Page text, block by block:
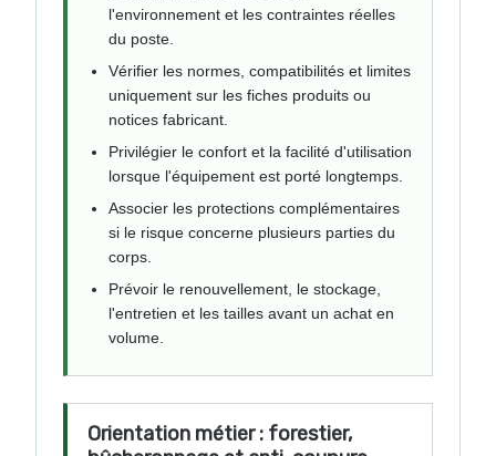
l'environnement et les contraintes réelles
du poste.
Vérifier les normes, compatibilités et limites
uniquement sur les fiches produits ou
notices fabricant.
Privilégier le confort et la facilité d'utilisation
lorsque l'équipement est porté longtemps.
Associer les protections complémentaires
si le risque concerne plusieurs parties du
corps.
Prévoir le renouvellement, le stockage,
l'entretien et les tailles avant un achat en
volume.
Orientation métier : forestier,